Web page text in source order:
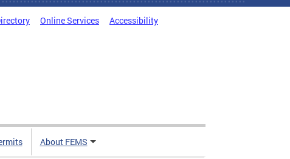
Online Services Accessibility
About FEMS